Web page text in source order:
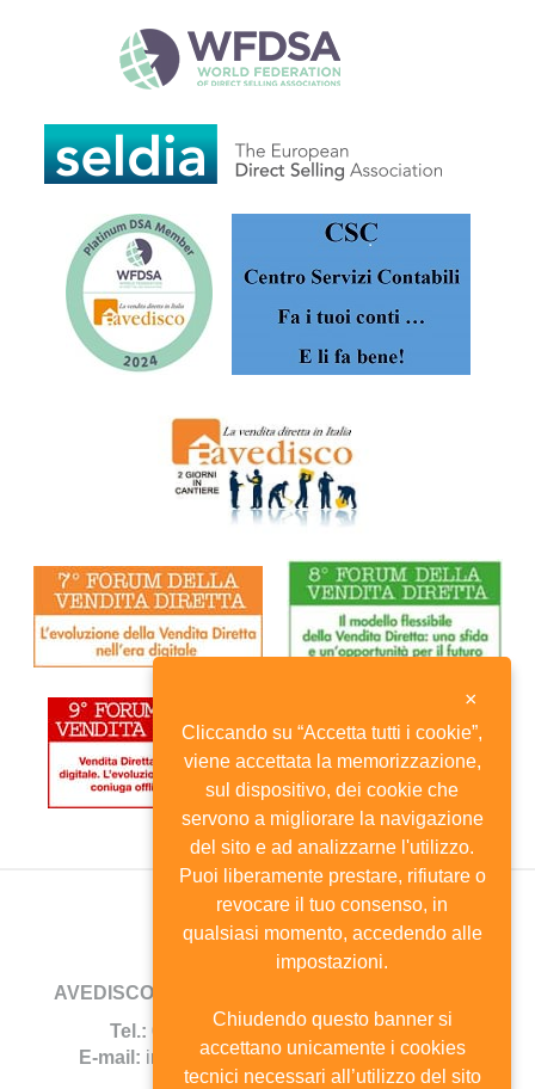
AVEDISCO
Tel.: 02.6702744 -Fax: 02.67385690
E-mail: info@avedisco.it - C.F. 80116270150
×
Cliccando su “Accetta tutti i cookie”,
viene accettata la memorizzazione,
sul dispositivo, dei cookie che
servono a migliorare la navigazione
del sito e ad analizzarne l'utilizzo.
Puoi liberamente prestare, rifiutare o
revocare il tuo consenso, in
qualsiasi momento, accedendo alle
impostazioni.
Chiudendo questo banner si
accettano unicamente i cookies
tecnici necessari all’utilizzo del sito